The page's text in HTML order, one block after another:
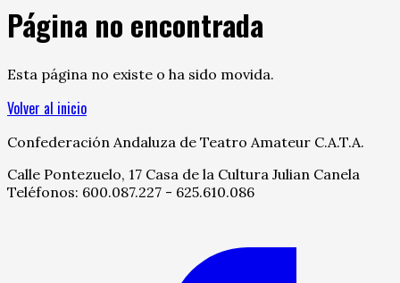
Página no encontrada
Esta página no existe o ha sido movida.
Volver al inicio
Confederación Andaluza de Teatro Amateur C.A.T.A.
Calle Pontezuelo, 17 Casa de la Cultura Julian Canela
Teléfonos: 600.087.227 - 625.610.086